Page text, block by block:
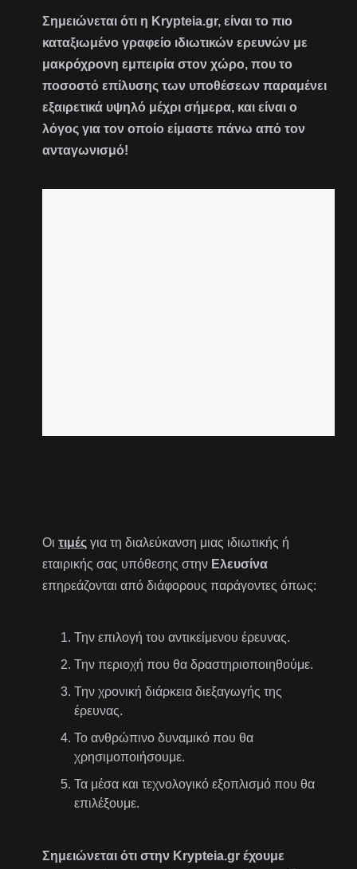
Σημειώνεται ότι η Krypteia.gr, είναι το πιο
καταξιωμένο γραφείο ιδιωτικών ερευνών με
μακρόχρονη εμπειρία στον χώρο, που το
ποσοστό επίλυσης των υποθέσεων παραμένει
εξαιρετικά υψηλό μέχρι σήμερα, και είναι ο
λόγος για τον οποίο είμαστε πάνω από τον
ανταγωνισμό!
Οιτιμές για τη διαλεύκανση μιας ιδιωτικής ή
εταιρικής σας υπόθεσης στην Ελευσίνα
επηρεάζονται από διάφορους παράγοντες όπως:
Την επιλογή του αντικείμενου έρευνας.
Την περιοχή που θα δραστηριοποιηθούμε.
Την χρονική διάρκεια διεξαγωγής της
έρευνας.
Το ανθρώπινο δυναμικό που θα
χρησιμοποιήσουμε.
Τα μέσα και τεχνολογικό εξοπλισμό που θα
επιλέξουμε.
Σημειώνεται ότι στην Krypteia.gr έχουμε